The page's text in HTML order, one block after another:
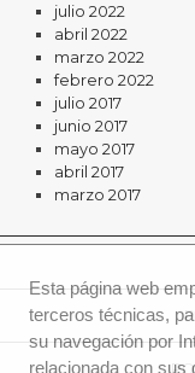
julio 2022
abril 2022
marzo 2022
febrero 2022
julio 2017
junio 2017
mayo 2017
abril 2017
marzo 2017
Esta página web
terceros técnicas,
su navegación por
relacionada con